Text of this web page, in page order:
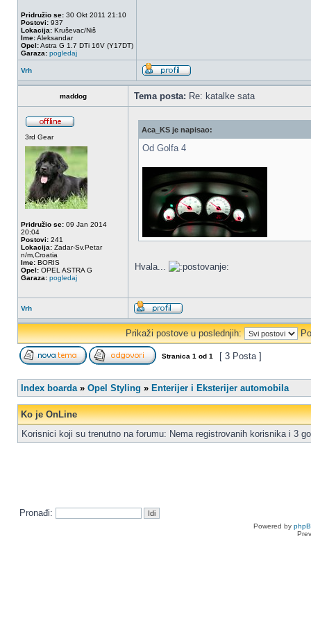
Pridružio se: 30 Okt 2011 21:10
Postovi: 937
Lokacija: Kruševac/Niš
Ime:Aleksandar
Opel:Astra G 1.7 DTi 16V (Y17DT)
Garaza: pogledaj
Vrh
maddog Tema posta: Re: katalke sata
3rd Gear
Pridružio se: 09 Jan 2014
20:04
Postovi: 241
Lokacija: Zadar-Sv.Petar
n/m,Croatia
Ime: BORIS
Opel: OPEL ASTRA G
Garaza: pogledaj
Aca_KS je napisao:
Od Golfa 4
Hvala...
Vrh
Prikaži postove u poslednjih:
Stranica 1 od 1 [ 3 Posta ]
Index boarda» Opel Styling » Enterijer i Eksterijer automobila
Ko je OnLine
Korisnici koji su trenutno na forumu: Nema registrovanih korisnika i 3
Pronađi:
Powered by